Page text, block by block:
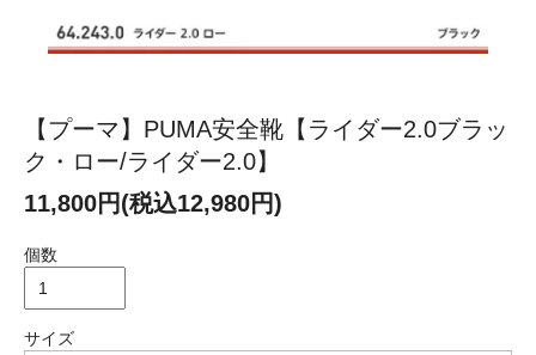
【プーマ】PUMA安全靴【ライダー2.0ブラッ
ク・ロー/ライダー2.0】
11,800円(税込12,980円)
個数
サイズ